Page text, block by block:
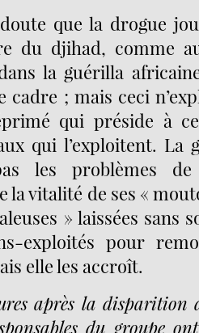
que la drogue
du djihad, comme
la guérilla
cadre ; mais ceci
qui préside à
qui l’exploitent. La
les problèmes de
la vitalité de ses «
» laissées sans
exploités pour
elle les accroît.
après la disparition
du groupe